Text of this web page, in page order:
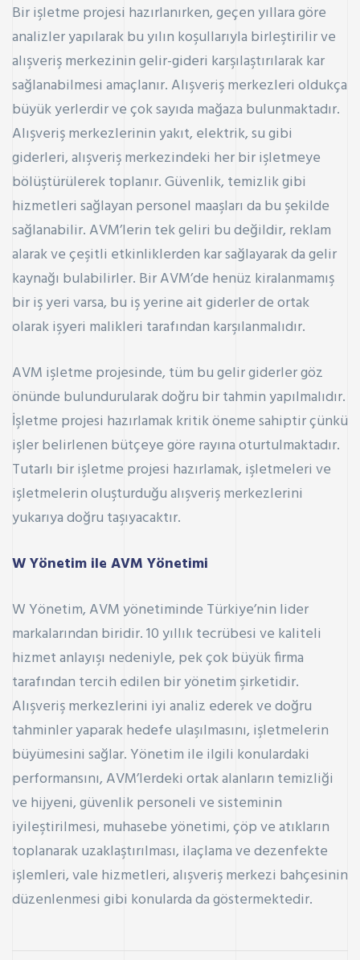
Bir işletme projesi hazırlanırken, geçen yıllara göre
analizler yapılarak bu yılın koşullarıyla birleştirilir ve
alışveriş merkezinin gelir-gideri karşılaştırılarak kar
sağlanabilmesi amaçlanır. Alışveriş merkezleri oldukça
büyük yerlerdir ve çok sayıda mağaza bulunmaktadır.
Alışveriş merkezlerinin yakıt, elektrik, su gibi
giderleri, alışveriş merkezindeki her bir işletmeye
bölüştürülerek toplanır. Güvenlik, temizlik gibi
hizmetleri sağlayan personel maaşları da bu şekilde
sağlanabilir. AVM’lerin tek geliri bu değildir, reklam
alarak ve çeşitli etkinliklerden kar sağlayarak da gelir
kaynağı bulabilirler. Bir AVM’de henüz kiralanmamış
bir iş yeri varsa, bu iş yerine ait giderler de ortak
olarak işyeri malikleri tarafından karşılanmalıdır.
AVM işletme projesinde, tüm bu gelir giderler göz
önünde bulundurularak doğru bir tahmin yapılmalıdır.
İşletme projesi hazırlamak kritik öneme sahiptir çünkü
işler belirlenen bütçeye göre rayına oturtulmaktadır.
Tutarlı bir işletme projesi hazırlamak, işletmeleri ve
işletmelerin oluşturduğu alışveriş merkezlerini
yukarıya doğru taşıyacaktır.
W Yönetim ile AVM Yönetimi
W Yönetim, AVM yönetiminde Türkiye’nin lider
markalarından biridir. 10 yıllık tecrübesi ve kaliteli
hizmet anlayışı nedeniyle, pek çok büyük firma
tarafından tercih edilen bir yönetim şirketidir.
Alışveriş merkezlerini iyi analiz ederek ve doğru
tahminler yaparak hedefe ulaşılmasını, işletmelerin
büyümesini sağlar. Yönetim ile ilgili konulardaki
performansını, AVM’lerdeki ortak alanların temizliği
ve hijyeni, güvenlik personeli ve sisteminin
iyileştirilmesi, muhasebe yönetimi, çöp ve atıkların
toplanarak uzaklaştırılması, ilaçlama ve dezenfekte
işlemleri, vale hizmetleri, alışveriş merkezi bahçesinin
düzenlenmesi gibi konularda da göstermektedir.